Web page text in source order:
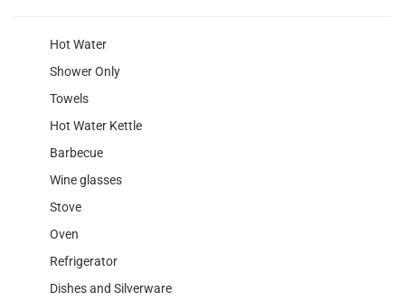
Hot Water
Shower Only
Towels
Hot Water Kettle
Barbecue
Wine glasses
Stove
Oven
Refrigerator
Dishes and Silverware